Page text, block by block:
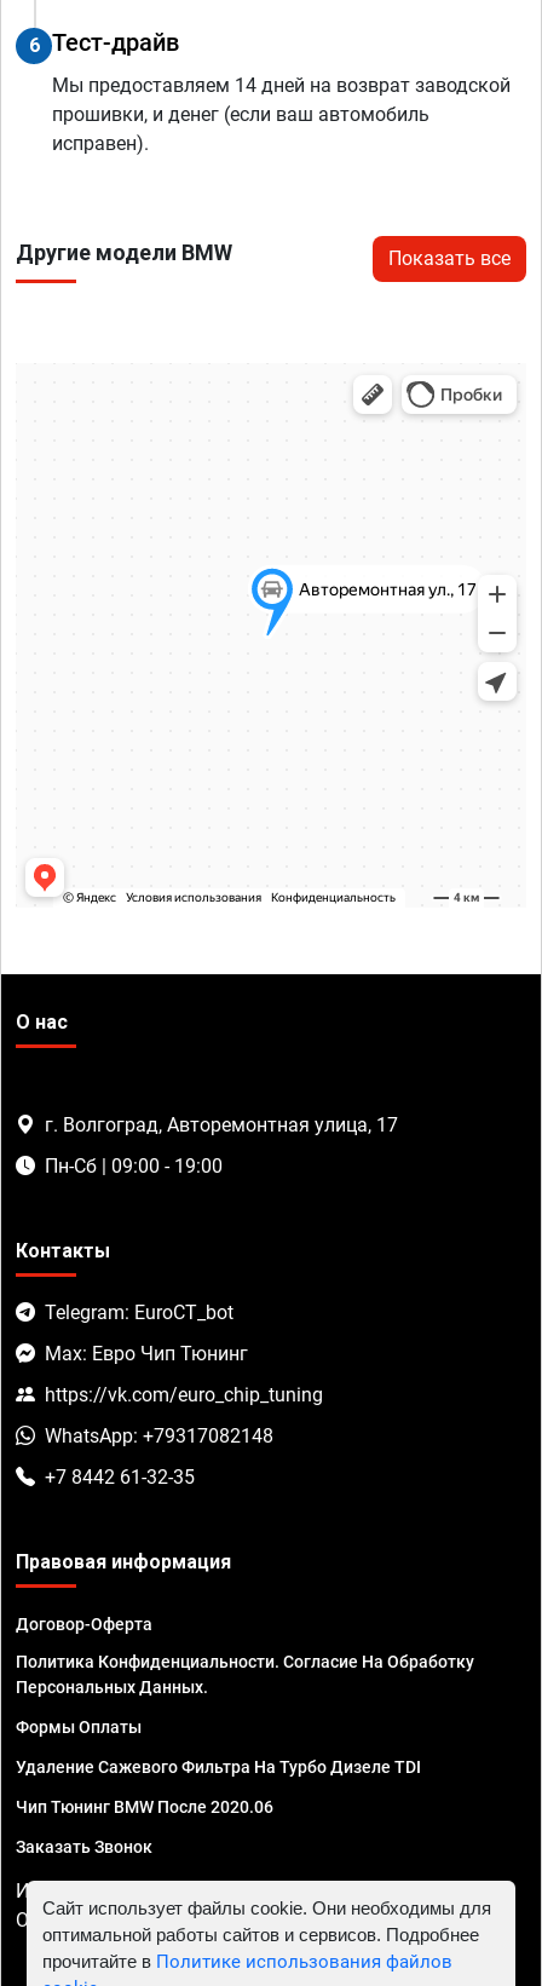
6 Тест-драйв
Мы предоставляем 14 дней на возврат заводской
прошивки, и денег (если ваш автомобиль
исправен).
Другие модели BMW Показать все
О нас
г. Волгоград, Авторемонтная улица, 17
Пн-Сб | 09:00 - 19:00
Контакты
Telegram: EuroCT_bot
Max: Евро Чип Тюнинг
https://vk.com/euro_chip_tuning
WhatsApp: +79317082148
+7 8442 61-32-35
Правовая информация
Договор-Оферта
Политика Конфиденциальности. Согласие На Обработку
Персональных Данных.
Формы Оплаты
Удаление Сажевого Фильтра На Турбо Дизеле TDI
Чип Тюнинг BMW После 2020.06
Заказать Звонок
ИП Смирнов Георгий Павлович. ИНН 781302555843,
ОГРНИП 324470400032610
Сайт использует файлы cookie. Они необходимы для
оптимальной работы сайтов и сервисов. Подробнее
прочитайте в Политике использования файлов